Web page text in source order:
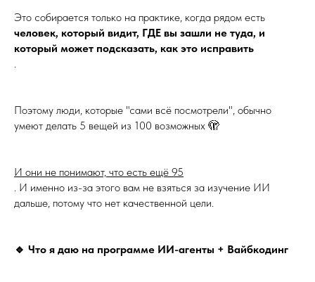
Это собирается только на практике, когда рядом есть
человек, который видит, ГДЕ вы зашли не туда, и
который может подсказать, как это исправить
Поэтому люди, которые "сами всё посмотрели", обычно
умеют делать 5 вещей из 100 возможных 🫣
И они не понимают, что есть ещё 95
. И именно из-за этого вам не взяться за изучение ИИ
дальше, потому что нет качественной цели.
🔹 Что я даю на программе ИИ-агенты + Вайбкодинг